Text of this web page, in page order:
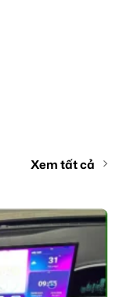
Xem tất cả